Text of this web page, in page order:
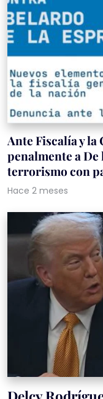
Ante Fiscalía y la
penalmente a
terrorismo con
Hace 2 meses